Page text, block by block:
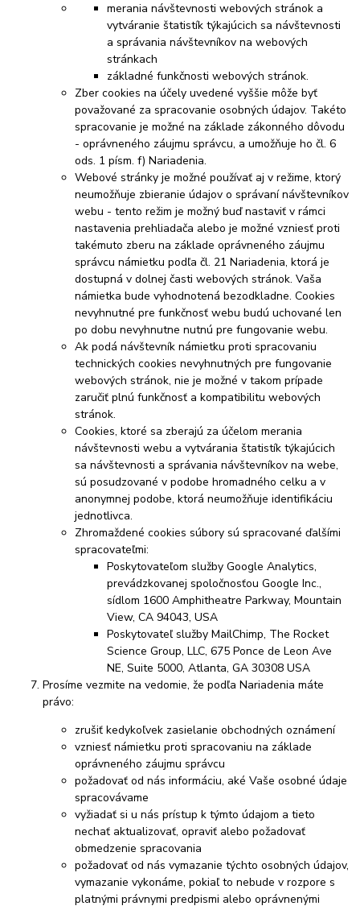
merania návštevnosti webových stránok a
vytváranie štatistík týkajúcich sa návštevnosti
a správania návštevníkov na webových
stránkach
základné funkčnosti webových stránok.
Zber cookies na účely uvedené vyššie môže byť
považované za spracovanie osobných údajov. Takéto
spracovanie je možné na základe zákonného dôvodu
- oprávneného záujmu správcu, a umožňuje ho čl. 6
ods. 1 písm. f) Nariadenia.
Webové stránky je možné používať aj v režime, ktorý
neumožňuje zbieranie údajov o správaní návštevníkov
webu - tento režim je možný buď nastaviť v rámci
nastavenia prehliadača alebo je možné vzniesť proti
takémuto zberu na základe oprávneného záujmu
správcu námietku podľa čl. 21 Nariadenia, ktorá je
dostupná v dolnej časti webových stránok. Vaša
námietka bude vyhodnotená bezodkladne. Cookies
nevyhnutné pre funkčnosť webu budú uchované len
po dobu nevyhnutne nutnú pre fungovanie webu.
Ak podá návštevník námietku proti spracovaniu
technických cookies nevyhnutných pre fungovanie
webových stránok, nie je možné v takom prípade
zaručiť plnú funkčnosť a kompatibilitu webových
stránok.
Cookies, ktoré sa zberajú za účelom merania
návštevnosti webu a vytvárania štatistík týkajúcich
sa návštevnosti a správania návštevníkov na webe,
sú posudzované v podobe hromadného celku a v
anonymnej podobe, ktorá neumožňuje identifikáciu
jednotlivca.
Zhromaždené cookies súbory sú spracované ďalšími
spracovateľmi:
Poskytovateľom služby Google Analytics,
prevádzkovanej spoločnosťou Google Inc.,
sídlom 1600 Amphitheatre Parkway, Mountain
View, CA 94043, USA
Poskytovateľ služby MailChimp, The Rocket
Science Group, LLC, 675 Ponce de Leon Ave
NE, Suite 5000, Atlanta, GA 30308 USA
Prosíme vezmite na vedomie, že podľa Nariadenia máte
právo:
zrušiť kedykoľvek zasielanie obchodných oznámení
vzniesť námietku proti spracovaniu na základe
oprávneného záujmu správcu
požadovať od nás informáciu, aké Vaše osobné údaje
spracovávame
vyžiadať si u nás prístup k týmto údajom a tieto
nechať aktualizovať, opraviť alebo požadovať
obmedzenie spracovania
požadovať od nás vymazanie týchto osobných údajov,
vymazanie vykonáme, pokiaľ to nebude v rozpore s
platnými právnymi predpismi alebo oprávnenými